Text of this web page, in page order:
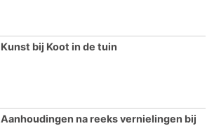
Kunst bij Koot in de tuin
Aanhoudingen na reeks vernielingen bij